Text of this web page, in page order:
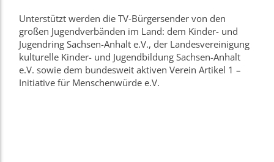
Unterstützt werden die TV-Bürgersender von den
großen Jugendverbänden im Land: dem Kinder- und
Jugendring Sachsen-Anhalt e.V., der Landesvereinigung
kulturelle Kinder- und Jugendbildung Sachsen-Anhalt
e.V. sowie dem bundesweit aktiven Verein Artikel 1 –
Initiative für Menschenwürde e.V.